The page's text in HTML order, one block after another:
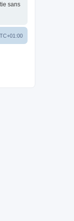
sans